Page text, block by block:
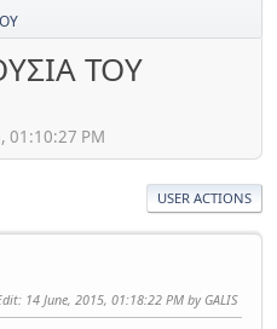
ΤΟΥ
01:10:27 PM
USER ACTIONS
: 14 June, 2015, 01:18:22 PM by GALIS